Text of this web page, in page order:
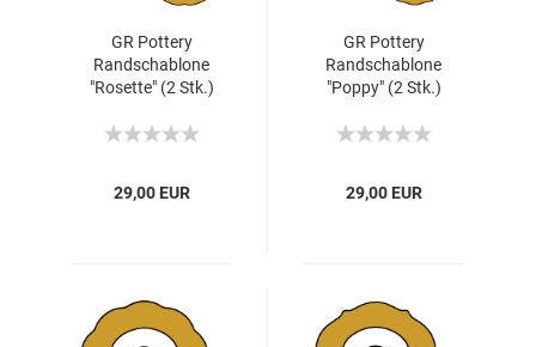
GR Pottery
Randschablone
"Rosette" (2 Stk.)
29,00 EUR
GR Pottery
Randschablone
"Poppy" (2 Stk.)
29,00 EUR